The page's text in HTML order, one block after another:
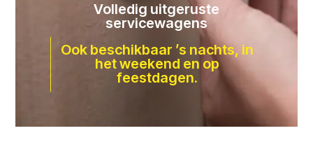
Volledig uitgeruste
servicewagens
Ook beschikbaar ’s nachts, in
het weekend en op
feestdagen.